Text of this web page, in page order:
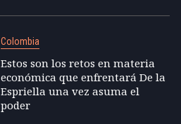
Colombia
Estos son los retos en materia
económica que enfrentará De la
Espriella una vez asuma el
poder